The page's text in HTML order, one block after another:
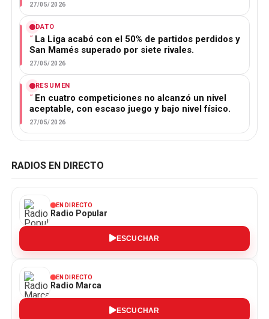
27/05/2026
DATO
La Liga acabó con el 50% de partidos perdidos y
San Mamés superado por siete rivales.
27/05/2026
RESUMEN
En cuatro competiciones no alcanzó un nivel
aceptable, con escaso juego y bajo nivel físico.
27/05/2026
RADIOS EN DIRECTO
EN DIRECTO
Radio Popular
ESCUCHAR
EN DIRECTO
Radio Marca
ESCUCHAR